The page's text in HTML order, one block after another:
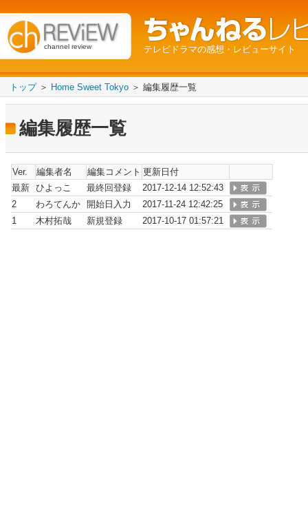
channel review テレビドラマの感想・レビューサイト
トップ＞ Home Sweet Tokyo ＞ 編集履歴一覧
編集履歴一覧
Ver. 編集者名 編集コメント 更新日付
最新 ひよっこ 最終回登録
2017-12-14 12:52:43
2
わろてんか 開始日入力
2017-11-24 12:42:25
1
木村拓哉 新規登録 2017-10-17 01:57:21